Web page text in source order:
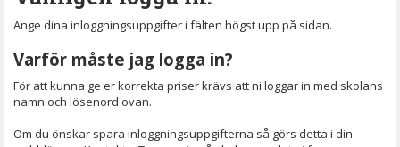
Ange dina inloggningsuppgifter i fälten högst upp på sidan.
Varför måste jag logga in?
För att kunna ge er korrekta priser krävs att ni loggar in med skolans
namn och lösenord ovan.
Om du önskar spara inloggningsuppgifterna så görs detta i din